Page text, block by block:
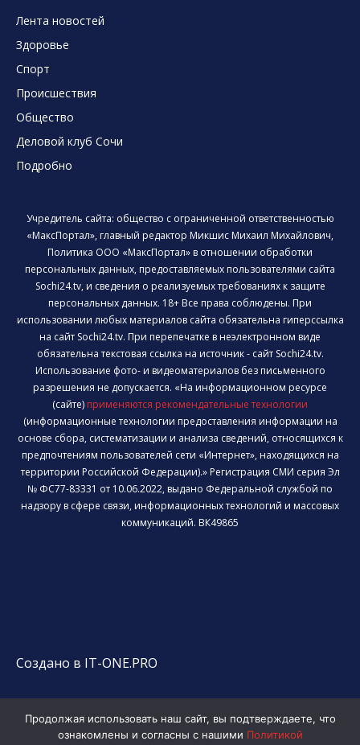
Лента новостей
Здоровье
Спорт
Происшествия
Общество
Деловой клуб Сочи
Подробно
Учредитель сайта: общество с ограниченной ответственностью
«МаксПортал», главный редактор Микшис Михаил Михайлович,
Политика ООО «МаксПортал» в отношении обработки
персональных данных, предоставляемых пользователями сайта
Sochi24.tv, и сведения о реализуемых требованиях к защите
персональных данных. 18+ Все права соблюдены. При
использовании любых материалов сайта обязательна гиперссылка
на сайт Sochi24.tv. При перепечатке в неэлектронном виде
обязательна текстовая ссылка на источник - сайт Sochi24.tv.
Использование фото- и видеоматериалов без письменного
разрешения не допускается. «На информационном ресурсе
(сайте) применяются рекомендательные технологии
(информационные технологии предоставления информации на
основе сбора, систематизации и анализа сведений, относящихся к
предпочтениям пользователей сети «Интернет», находящихся на
территории Российской Федерации).» Регистрация СМИ серия Эл
№ ФС77-83331 от 10.06.2022, выдано Федеральной службой по
надзору в сфере связи, информационных технологий и массовых
коммуникаций. ВК49865
Создано в IT-ONE.PRO
Продолжая использовать наш сайт, вы подтверждаете, что
ознакомлены и согласны с нашими Политикой